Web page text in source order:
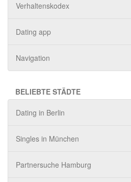
Verhaltenskodex
Dating app
Navigation
BELIEBTE STÄDTE
Dating in Berlin
Singles in München
Partnersuche Hamburg